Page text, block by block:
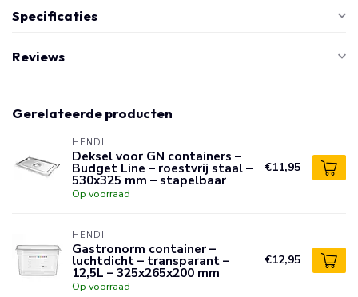
Specificaties
Reviews
Gerelateerde producten
HENDI
Deksel voor GN containers –
Budget Line – roestvrij staal –
530x325 mm – stapelbaar
Op voorraad
€11,95
HENDI
Gastronorm container –
luchtdicht – transparant –
12,5L – 325x265x200 mm
Op voorraad
€12,95